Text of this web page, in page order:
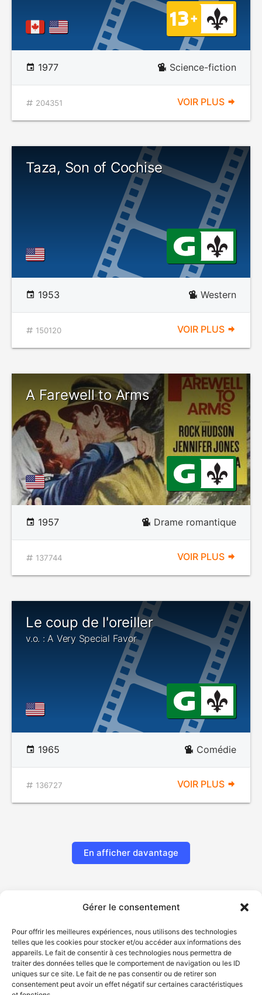
Gérer le consentement
Pour offrir les meilleures expériences, nous utilisons des technologies
telles que les cookies pour stocker et/ou accéder aux informations des
appareils. Le fait de consentir à ces technologies nous permettra de
traiter des données telles que le comportement de navigation ou les ID
uniques sur ce site. Le fait de ne pas consentir ou de retirer son
consentement peut avoir un effet négatif sur certaines caractéristiques
1977 Science-fiction
204351 VOIR PLUS
Taza, Son of Cochise
1953 Western
150120 VOIR PLUS
A Farewell to Arms
1957 Drame romantique
137744 VOIR PLUS
Le coup de l'oreiller
v.o. : A Very Special Favor
1965 Comédie
136727 VOIR PLUS
En afficher davantage
© Gouvernement du Québec, 2026